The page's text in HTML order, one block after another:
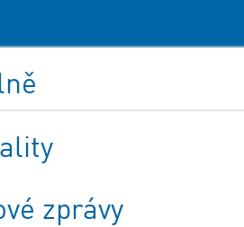
zprávy